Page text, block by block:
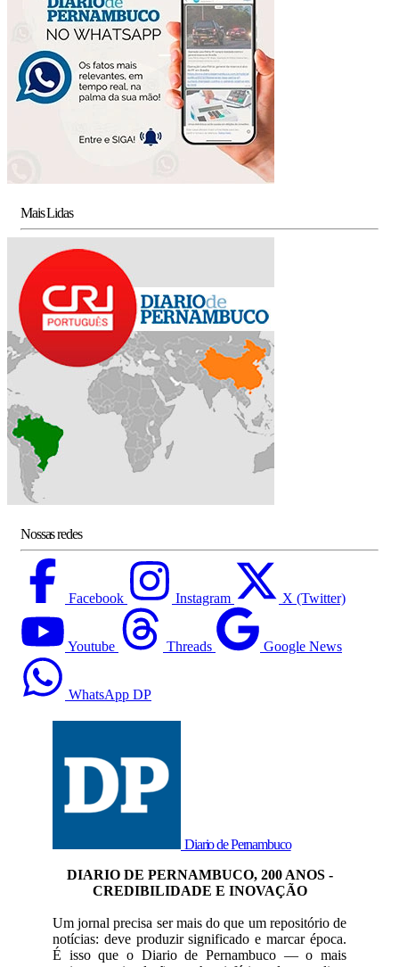
Mais Lidas
Nossas redes
Facebook Instagram X (Twitter)
Youtube Threads Google News
WhatsApp DP
Diario de Pernambuco
DIARIO DE PERNAMBUCO, 200 ANOS -
CREDIBILIDADE E INOVAÇÃO
Um jornal precisa ser mais do que um repositório de
notícias: deve produzir significado e marcar época.
É isso que o Diario de Pernambuco — o mais